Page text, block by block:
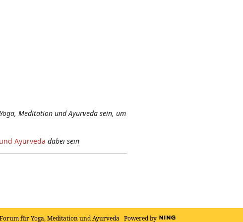
Meditation und Ayurveda sein, um
Ayurveda dabei sein
für Yoga, Meditation und Ayurveda Powered by